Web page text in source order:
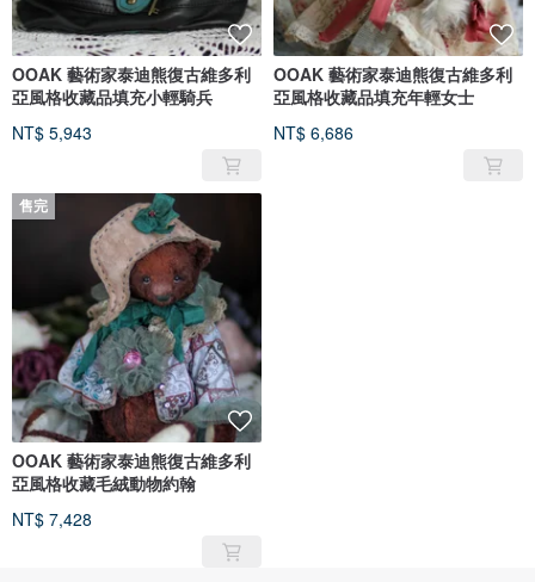
OOAK 藝術家泰迪熊復古維多利
亞風格收藏品填充小輕騎兵
NT$ 5,943
OOAK 藝術家泰迪熊復古維多利
亞風格收藏品填充年輕女士
NT$ 6,686
售完
OOAK 藝術家泰迪熊復古維多利
亞風格收藏毛絨動物約翰
NT$ 7,428